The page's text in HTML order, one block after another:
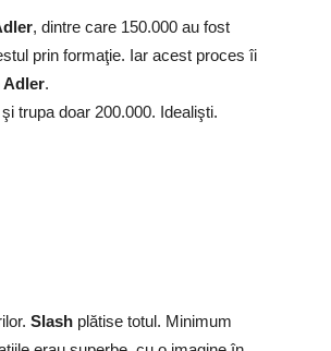
, dintre care 150.000 au fost
prin formaţie. Iar acest proces îi
Adler.
trupa doar 200.000. Idealişti.
Slash plătise totul. Minimum